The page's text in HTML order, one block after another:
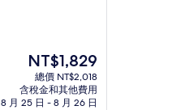
現
在
價
格
NT$1,829
總價 NT$2,018
含稅金和其他費用
8 月 25 日 - 8 月 26 日